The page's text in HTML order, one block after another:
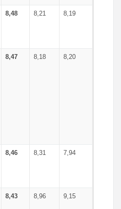
8,48 8,21 8,19
8,47 8,18 8,20
8,46 8,31 7,94
8,43 8,96 9,15